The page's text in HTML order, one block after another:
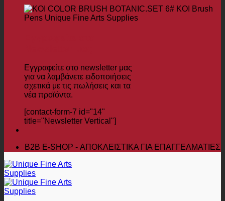
Εγγραφείτε στο newsletter μας
για να λαμβάνετε ειδοποιήσεις
σχετικά με τις πωλήσεις και τα
νέα προϊόντα.
[contact-form-7 id="14"
title="Newsletter Vertical"]
B2B Ε-SHOP - ΑΠΟΚΛΕΙΣΤΙΚΑ ΓΙΑ ΕΠΑΓΓΕΛΜΑΤΙΕΣ